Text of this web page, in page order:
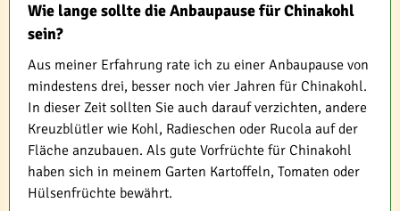
Wie lange sollte die Anbaupause für Chinakohl
sein?
Aus meiner Erfahrung rate ich zu einer Anbaupause von
mindestens drei, besser noch vier Jahren für Chinakohl.
In dieser Zeit sollten Sie auch darauf verzichten, andere
Kreuzblütler wie Kohl, Radieschen oder Rucola auf der
Fläche anzubauen. Als gute Vorfrüchte für Chinakohl
haben sich in meinem Garten Kartoffeln, Tomaten oder
Hülsenfrüchte bewährt.